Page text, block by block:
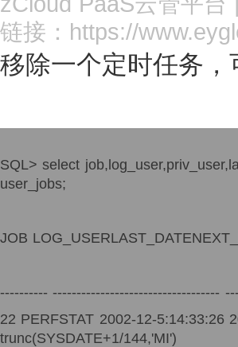
链接： https://
移除一个定时任务
SQL> select
user_jobs;
JOB
---------- -----------------------------------
22 PERFSTAT 2002-12-5:14:33:26
trunc(SYSDATE+1/144,'MI')